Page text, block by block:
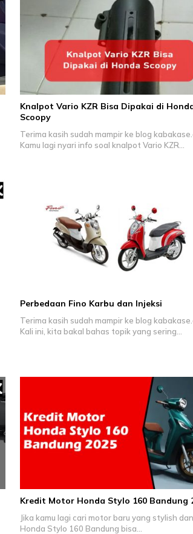
Knalpot Vario KZR Bisa Dipakai di
Scoopy
Terima kasih sudah mampir ke blog
Kamu lagi nyari info soal knalpot Vario KZR…
Perbedaan Fino Karbu dan Injeksi
Terima kasih sudah mampir ke blog
Kali ini, kita bakal bahas topik yang sering…
Kredit Motor Honda Stylo 160 Bandung
Jika kamu lagi cari motor baru yang stylish
Honda Stylo 160 Bandung bisa…